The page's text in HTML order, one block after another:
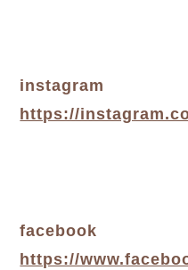
instagram
https://
facebook
https://